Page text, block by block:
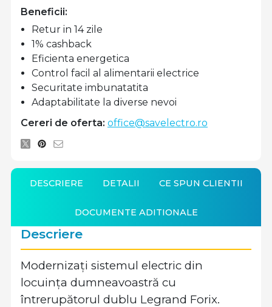
Beneficii:
Retur in 14 zile
1% cashback
Eficienta energetica
Control facil al alimentarii electrice
Securitate imbunatatita
Adaptabilitate la diverse nevoi
Cereri de oferta: office@savelectro.ro
DESCRIERE DETALII CE SPUN CLIENTII
DOCUMENTE ADITIONALE
Descriere
Modernizați sistemul electric din
locuința dumneavoastră cu
întrerupătorul dublu Legrand Forix.